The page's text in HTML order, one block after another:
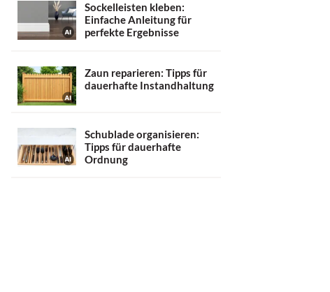
Sockelleisten kleben:
Einfache Anleitung für
perfekte Ergebnisse
Zaun reparieren: Tipps für
dauerhafte Instandhaltung
Schublade organisieren:
Tipps für dauerhafte
Ordnung